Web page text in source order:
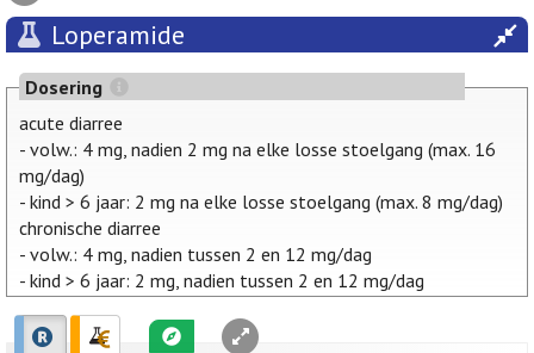
Loperamide
Dosering
acute diarree
- volw.: 4 mg, nadien 2 mg na elke losse stoelgang (max. 16
mg/dag)
- kind > 6 jaar: 2 mg na elke losse stoelgang (max. 8 mg/dag)
chronische diarree
- volw.: 4 mg, nadien tussen 2 en 12 mg/dag
- kind > 6 jaar: 2 mg, nadien tussen 2 en 12 mg/dag